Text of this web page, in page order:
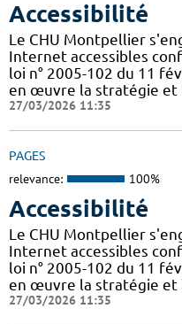
Accessibilité
Le CHU Montpellier
Internet accessibles
loi n° 2005-102 du 11
en œuvre la stratégie et
27/03/2026 11:35
PAGES
relevance: 100%
Accessibilité
Le CHU Montpellier
Internet accessibles
loi n° 2005-102 du 11
en œuvre la stratégie et
27/03/2026 11:35